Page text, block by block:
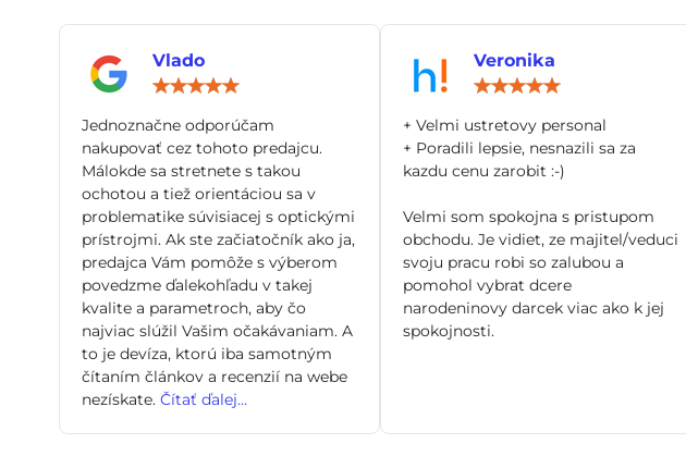
Vlado
5
Jednoznačne odporúčam
nakupovať cez tohoto predajcu.
Málokde sa stretnete s takou
ochotou a tiež orientáciou sa v
problematike súvisiacej s optickými
prístrojmi. Ak ste začiatočník ako ja,
predajca Vám pomôže s výberom
povedzme ďalekohľadu v takej
kvalite a parametroch, aby čo
najviac slúžil Vašim očakávaniam. A
to je devíza, ktorú iba samotným
čítaním článkov a recenzií na webe
nezískate. Čítať ďalej...
Veronika
+ Velmi ustretovy personal
+ Poradili lepsie, nesnazili sa za
kazdu cenu zarobit :-)
Velmi som spokojna s pristupom
obchodu. Je vidiet, ze majitel/veduci
svoju pracu robi so zalubou a
pomohol vybrat dcere
narodeninovy darcek viac ako k jej
spokojnosti.